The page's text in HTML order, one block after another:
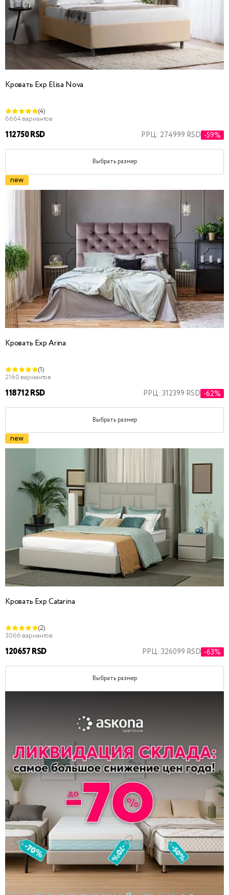
Кровать Exp Elisa Nova
(4)
6664 вариантов
112750 RSD РРЦ: 274999 RSD -59%
Выбрать размер
new
Кровать Exp Arina
(1)
2160 вариантов
118712 RSD РРЦ: 312399 RSD -62%
Выбрать размер
new
Кровать Exp Catarina
(2)
3066 вариантов
120657 RSD РРЦ: 326099 RSD -63%
Выбрать размер